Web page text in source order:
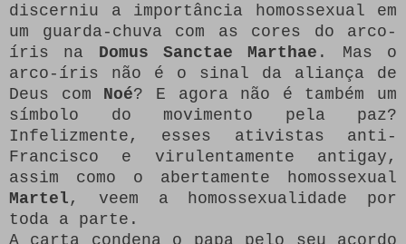
discerniu a importância homossexual em
um guarda-chuva com as cores do arco-
íris na Domus Sanctae Marthae . Mas o
arco-íris não é o sinal da aliança de
Deus com Noé? E agora não é também um
símbolo do movimento pela paz?
Infelizmente, esses ativistas anti-
Francisco e virulentamente antigay,
assim como o abertamente homossexual
Martel , veem a homossexualidade por
toda a parte.
A carta condena o papa pelo seu acordo